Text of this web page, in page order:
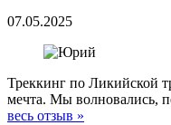
07.05.2025
Треккинг по Ликийской
мечта. Мы волновались,
весь отзыв »